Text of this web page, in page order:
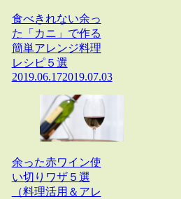
食べきれない余っ
た「カニ」で作る
簡単アレンジ料理
レシピ５選
2019.06.172019.07.03
余った赤ワイン使
い切りワザ５選
（料理活用＆アレ